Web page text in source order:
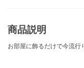
商品説明
お部屋に飾るだけで今流行